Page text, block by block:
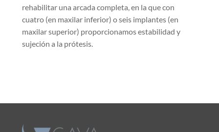
rehabilitar una arcada completa, en la que con
cuatro (en maxilar inferior) o seis implantes (en
maxilar superior) proporcionamos estabilidad y
sujeción a la prótesis.